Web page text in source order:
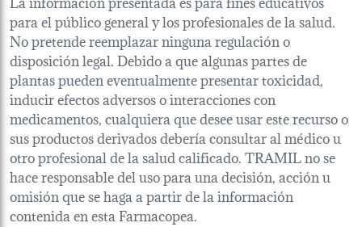
para el público general y los profesionales de la salud.
No pretende reemplazar ninguna regulación o
disposición legal. Debido a que algunas partes de
plantas pueden eventualmente presentar toxicidad,
inducir efectos adversos o interacciones con
medicamentos, cualquiera que desee usar este recurso o
sus productos derivados debería consultar al médico u
otro profesional de la salud calificado. TRAMIL no se
hace responsable del uso para una decisión, acción u
omisión que se haga a partir de la información
contenida en esta Farmacopea.